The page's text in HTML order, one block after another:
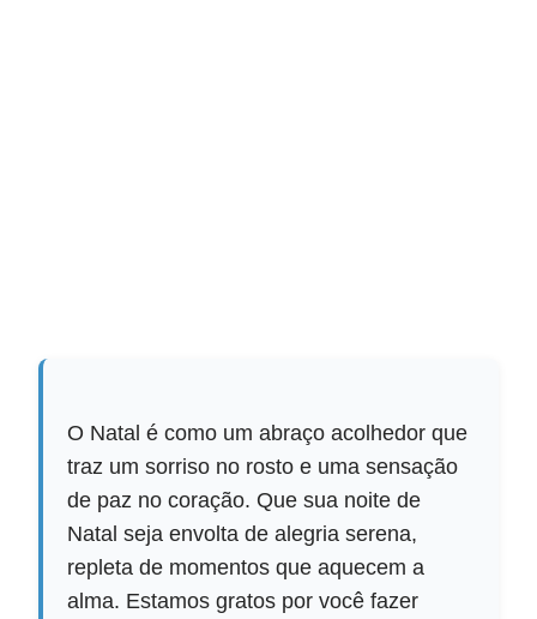
O Natal é como um abraço acolhedor que
traz um sorriso no rosto e uma sensação
de paz no coração. Que sua noite de
Natal seja envolta de alegria serena,
repleta de momentos que aquecem a
alma. Estamos gratos por você fazer